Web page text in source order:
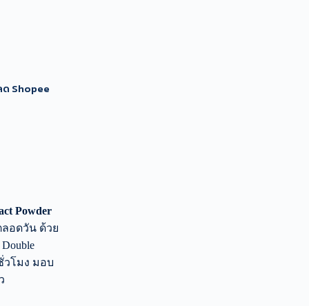
ด Shopee
Powder
อดวัน ด้วย
วโมง มอบ